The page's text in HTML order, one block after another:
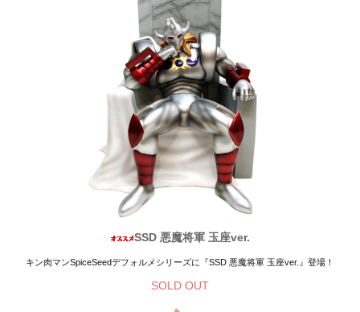
SSD 悪魔将軍 玉座ver.
キン肉マンSpiceSeedデフォルメシリーズに『SSD 悪魔将軍 玉座ver.』登場！
SOLD OUT